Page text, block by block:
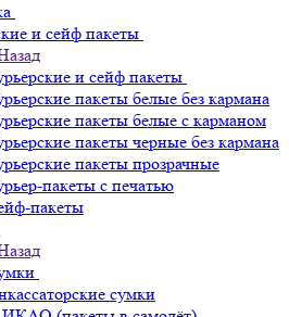
и сейф пакеты
и сейф пакеты
пакеты белые без кармана
пакеты белые с карманом
пакеты черные без кармана
пакеты прозрачные
пакеты с печатью
пакеты
сумки